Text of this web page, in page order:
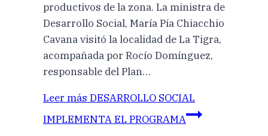
productivos de la zona. La ministra de
Desarrollo Social, María Pía Chiacchio
Cavana visitó la localidad de La Tigra,
acompañada por Rocío Domínguez,
responsable del Plan…
Leer más DESARROLLO SOCIAL
IMPLEMENTA EL PROGRAMA